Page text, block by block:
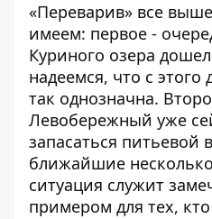
«Переварив» все
имеем: первое -
Куриного озера
надеемся, что с этого
так однозначна.
Левобережный уже
запасаться питьевой
ближайшие
ситуация служит
примером для тех,